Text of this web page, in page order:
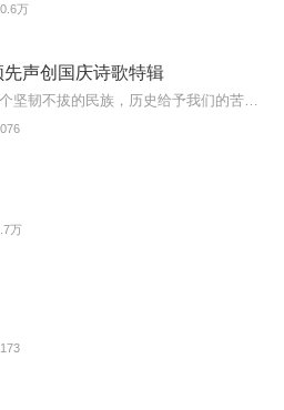
万
先声创国庆诗歌特辑
万